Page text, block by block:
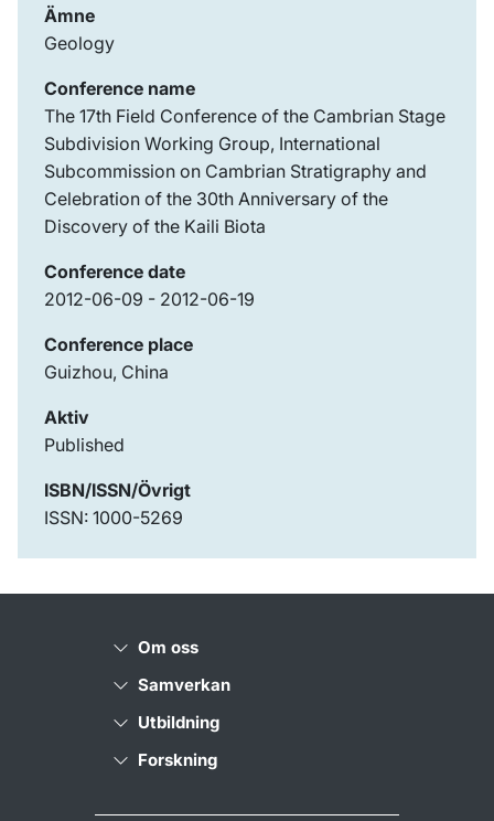
Ämne
Geology
Conference name
The 17th Field Conference of the Cambrian Stage
Subdivision Working Group, International
Subcommission on Cambrian Stratigraphy and
Celebration of the 30th Anniversary of the
Discovery of the Kaili Biota
Conference date
2012-06-09 - 2012-06-19
Conference place
Guizhou, China
Aktiv
Published
ISBN/ISSN/Övrigt
ISSN: 1000-5269
Om oss
Samverkan
Utbildning
Forskning